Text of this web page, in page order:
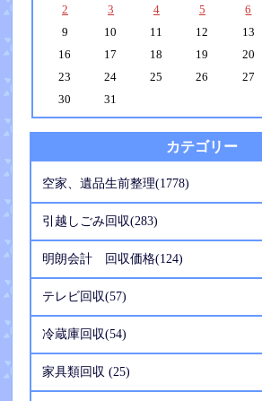
2
3 4 5 6
9
10 11 12 13
16
17 18 19 20
23
24 25 26 27
30
31
カテゴリー
空家、遺品生前整理(1778)
引越しごみ回収(283)
明朗会計 回収価格(124)
テレビ回収(57)
冷蔵庫回収(54)
家具類回収 (25)